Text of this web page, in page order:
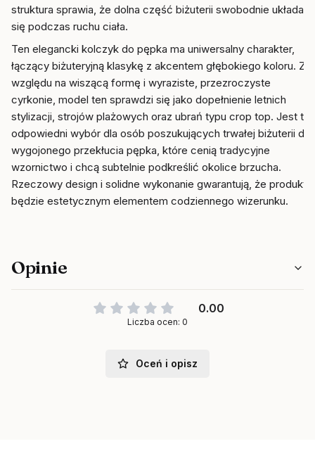
struktura sprawia, że dolna część biżuterii swobodnie układa
się podczas ruchu ciała.
Ten elegancki kolczyk do pępka ma uniwersalny charakter,
łączący biżuteryjną klasykę z akcentem głębokiego koloru. Ze
względu na wiszącą formę i wyraziste, przezroczyste
cyrkonie, model ten sprawdzi się jako dopełnienie letnich
stylizacji, strojów plażowych oraz ubrań typu crop top. Jest to
odpowiedni wybór dla osób poszukujących trwałej biżuterii do
wygojonego przekłucia pępka, które cenią tradycyjne
wzornictwo i chcą subtelnie podkreślić okolice brzucha.
Rzeczowy design i solidne wykonanie gwarantują, że produkt
będzie estetycznym elementem codziennego wizerunku.
Opinie
0.00
Liczba ocen: 0
Oceń i opisz